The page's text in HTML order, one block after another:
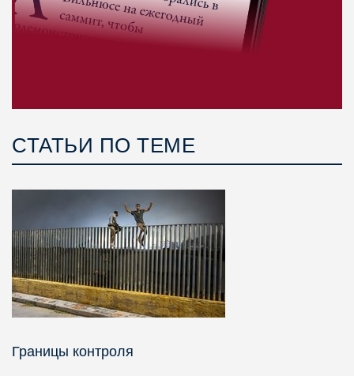
СТАТЬИ ПО ТЕМЕ
Границы контроля